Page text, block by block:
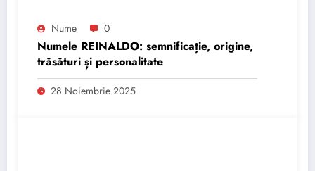
Nume 0
Numele REINALDO: semnificație, origine,
trăsături și personalitate
28 Noiembrie 2025